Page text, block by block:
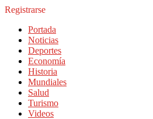
Registrarse
Portada
Noticias
Deportes
Economía
Historia
Mundiales
Salud
Turismo
Videos